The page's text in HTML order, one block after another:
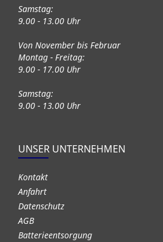
Samstag:
9.00 - 13.00 Uhr
Von November bis Februar
Montag - Freitag:
9.00 - 17.00 Uhr
Samstag:
9.00 - 13.00 Uhr
UNSER UNTERNEHMEN
Kontakt
Anfahrt
Datenschutz
AGB
Batterieentsorgung